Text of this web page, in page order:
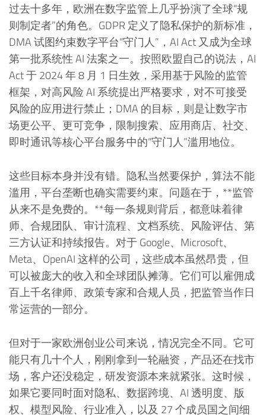
过去十多年，欧洲在数字监管上几乎扮演了全球“规
则制定者”的角色。GDPR 定义了隐私保护的新标准，
DMA 试图约束数字平台“守门人”，AI Act 又成为全球
第一批系统性 AI 法案之一。按照欧盟自己的说法，AI
Act 于 2024 年 8 月 1 日生效，采用基于风险的监管
框架，对高风险 AI 系统提出严格要求，对不可接受
风险的应用进行禁止；DMA 的目标，则是让数字市
场更公平、更可竞争，限制搜索、应用商店、社交、
即时通讯等核心平台服务中的“守门人”滥用地位。
这些目标本身并没有错。隐私当然要保护，算法不能
滥用，平台垄断也确实需要约束。问题在于，**监管
从来不是免费的。**每一条规则背后，都意味着律
师、合规团队、审计流程、文档系统、风险评估、第
三方认证和持续报告。对于 Google、Microsoft、
Meta、OpenAI 这样的公司，这些成本虽然昂贵，但
可以被庞大的收入和全球团队摊薄。它们可以雇佣成
百上千名律师、政策专家和合规人员，把监管当作日
常运营的一部分。
但对于一家欧洲创业公司来说，情况完全不同。它可
能只有几十个人，刚刚拿到一轮融资，产品还在找市
场，客户还没稳定，研发资源本来就紧张。这时候，
如果它要同时面对隐私、数据跨境、AI 透明度、版
权、模型风险、行业准入，以及 27 个成员国之间细